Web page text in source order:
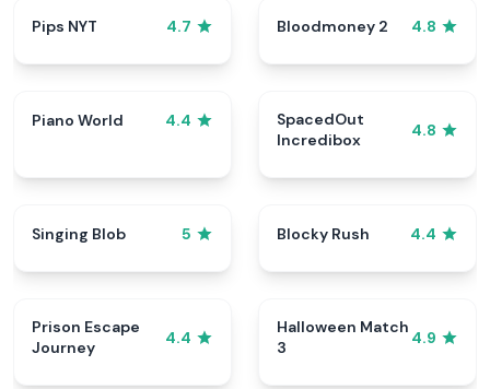
Pips NYT 4.7 Bloodmoney 2 4.8
Piano World 4.4
SpacedOut
Incredibox
4.8
Singing Blob 5 Blocky Rush 4.4
Prison Escape
Journey
4.4
Halloween Match
3
4.9